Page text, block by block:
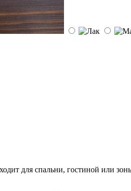
для спальни, гостиной или